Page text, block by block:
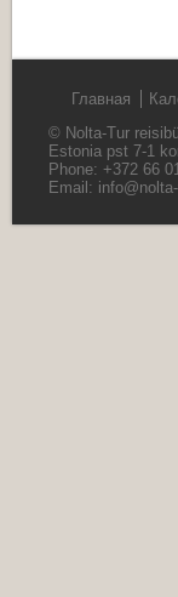
Главная
© Nolta-Tur
Estonia pst 7-1
Phone: +372 66
Email: